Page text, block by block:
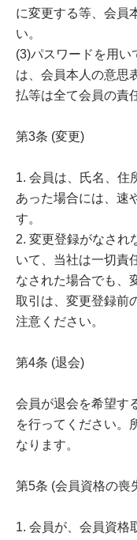
に変更する等、会員
い。
(3)パスワードを用
は、会員本人の意思
払等は全て会員の責
第3条 (変更)
1. 会員は、氏名、住
あった場合には、速
す。
2. 変更登録がなされ
いて、当社は一切責
なされた場合でも、
取引は、変更登録前
注意ください。
第4条 (退会)
会員が退会を希望す
を行ってください。
なります。
第5条 (会員資格の喪
1. 会員が、会員資格